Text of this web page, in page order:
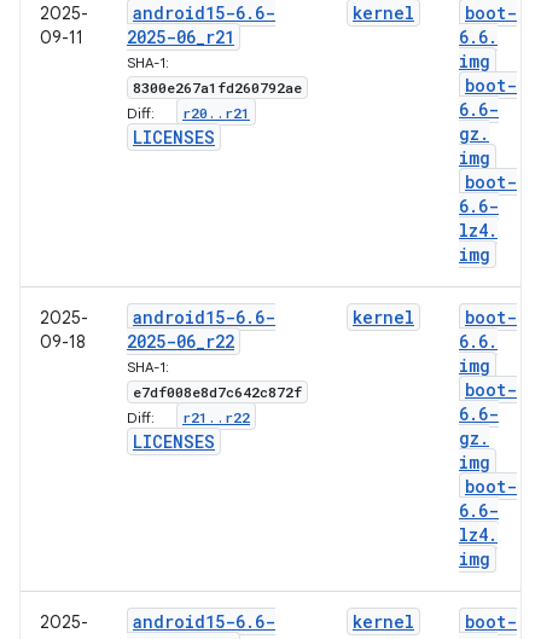
2025-
09-11
android15-6. 6-
2025-06_r21
SHA-1:
8300e267a1fd260792ae
Diff: r20 . . r21
LICENSES
kernel
boot-
6. 6.
img
boot-
6. 6-
gz .
img
boot-
6. 6-
lz4.
img
2025-
09-18
android15-6. 6-
2025-06_r22
SHA-1:
e7df008e8d7c642c872f
Diff: r21 . . r22
LICENSES
kernel
boot-
6. 6.
img
boot-
6. 6-
gz .
img
boot-
6. 6-
lz4.
img
2025-
android15-6. 6-
kernel
boot-